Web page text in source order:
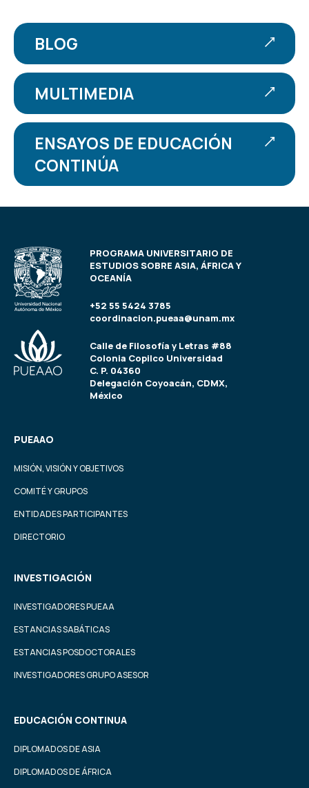
BLOG
MULTIMEDIA
ENSAYOS DE EDUCACIÓN
CONTINÚA
PROGRAMA UNIVERSITARIO DE
ESTUDIOS SOBRE ASIA, ÁFRICA Y
OCEANÍA
+52 55 5424 3785
coordinacion.pueaa@unam.mx
Calle de Filosofía y Letras #88
Colonia Copilco Universidad
C. P. 04360
Delegación Coyoacán, CDMX,
México
PUEAAO
MISIÓN, VISIÓN Y OBJETIVOS
COMITÉ Y GRUPOS
ENTIDADES PARTICIPANTES
DIRECTORIO
INVESTIGACIÓN
INVESTIGADORES PUEAA
ESTANCIAS SABÁTICAS
ESTANCIAS POSDOCTORALES
INVESTIGADORES GRUPO ASESOR
EDUCACIÓN CONTINUA
DIPLOMADOS DE ASIA
DIPLOMADOS DE ÁFRICA